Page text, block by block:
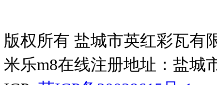
版权所有 盐城市英红彩瓦有
米乐m8在线注册地址：盐城